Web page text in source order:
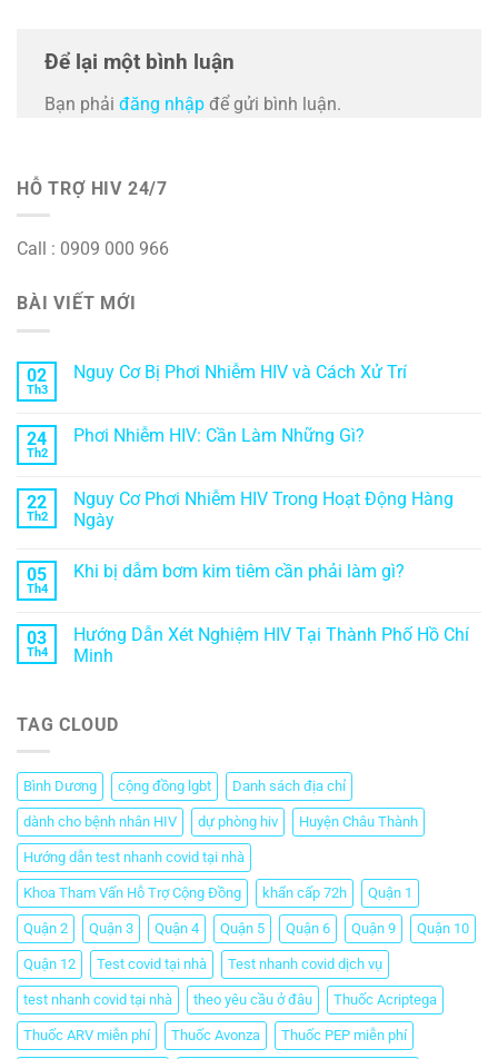
Để lại một bình luận
Bạn phải đăng nhập để gửi bình luận.
HỖ TRỢ HIV 24/7
Call : 0909 000 966
BÀI VIẾT MỚI
02
Th3
Nguy Cơ Bị Phơi Nhiễm HIV và Cách Xử Trí
24
Th2
Phơi Nhiễm HIV: Cần Làm Những Gì?
22
Th2
Nguy Cơ Phơi Nhiễm HIV Trong Hoạt Động Hàng
Ngày
05
Th4
Khi bị dẫm bơm kim tiêm cần phải làm gì?
03
Th4
Hướng Dẫn Xét Nghiệm HIV Tại Thành Phố Hồ Chí
Minh
TAG CLOUD
Bình Dương cộng đồng lgbt Danh sách địa chỉ
dành cho bệnh nhân HIV dự phòng hiv Huyện Châu Thành
Hướng dẫn test nhanh covid tại nhà
Khoa Tham Vấn Hỗ Trợ Cộng Đồng khẩn cấp 72h Quận 1
Quận 2 Quận 3 Quận 4 Quận 5 Quận 6 Quận 9 Quận 10
Quận 12 Test covid tại nhà Test nhanh covid dịch vụ
test nhanh covid tại nhà theo yêu cầu ở đâu Thuốc Acriptega
Thuốc ARV miễn phí Thuốc Avonza Thuốc PEP miễn phí